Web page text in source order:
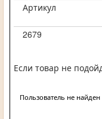
Артикул
2679
Если товар не
Пользователь не найден